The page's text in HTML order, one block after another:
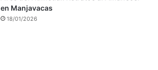
en Manjavacas
18/01/2026